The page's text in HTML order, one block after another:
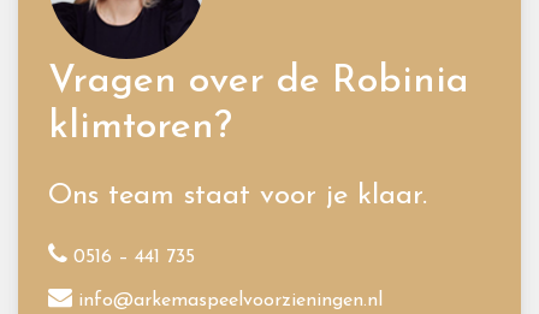
Vragen over de Robinia
klimtoren?
Ons team staat voor je klaar.
0516 – 441 735
info@arkemaspeelvoorzieningen.nl